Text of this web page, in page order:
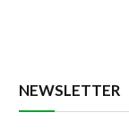
NEWSLETTER